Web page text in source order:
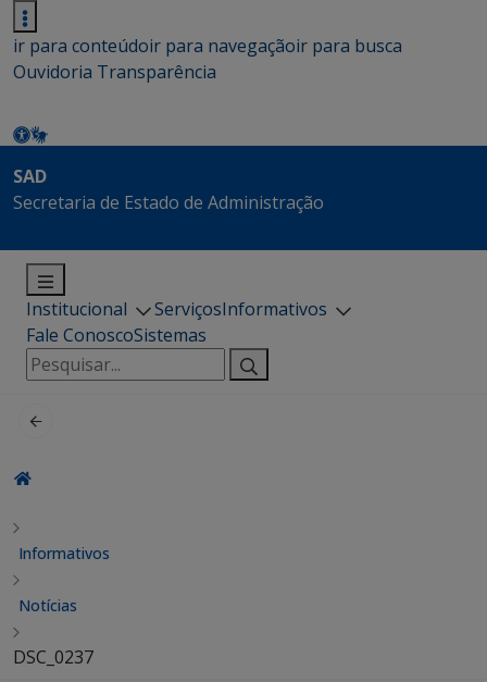
ir para conteúdoir para navegaçãoir para busca
Ouvidoria Transparência
SAD
Secretaria de Estado de Administração
Institucional ServiçosInformativos
Fale ConoscoSistemas
Pesquisar
por:
Informativos
Notícias
DSC_0237